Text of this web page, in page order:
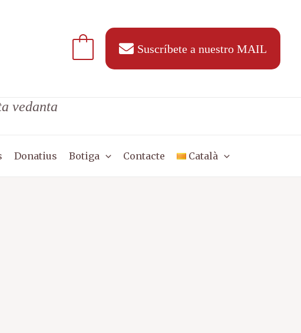
Suscríbete a nuestro MAIL
vedanta
Donatius Botiga Contacte Català